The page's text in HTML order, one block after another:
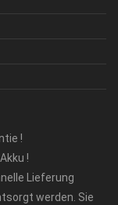
!
!
Lieferung
werden. Sie